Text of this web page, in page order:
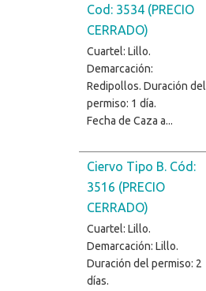
Cod: 3534 (PRECIO
CERRADO)
Cuartel: Lillo.
Demarcación:
Redipollos. Duración del
permiso: 1 día.
Fecha de Caza a...
Ciervo Tipo B. Cód:
3516 (PRECIO
CERRADO)
Cuartel: Lillo.
Demarcación: Lillo.
Duración del permiso: 2
días.